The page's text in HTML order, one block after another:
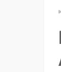
Atlant в Москве